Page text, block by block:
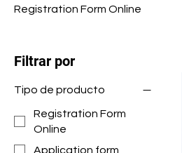
Registration Form Online
Filtrar por
Tipo de producto
Registration Form
Online
Application form